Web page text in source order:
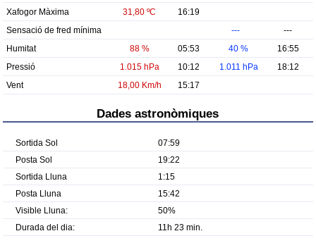
Xafogor Màxima
31,80 ºC
16:19
Sensació de fred mínima
---
---
Humitat
88 % 05:53 40 %
16:55
Pressió
1.015 hPa 10:12 1.011 hPa
18:12
Vent
18,00 Km/h 15:17
Dades astronòmiques
Sortida Sol
07:59
Posta Sol
19:22
Sortida Lluna
1:15
Posta Lluna
15:42
Visible Lluna:
50%
Durada del dia:
11h 23 min.